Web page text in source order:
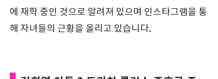
에 재학 중인 것으로 알려져 있으며 인스타그램을 통
해 자녀들의 근황을 올리고 있습니다.